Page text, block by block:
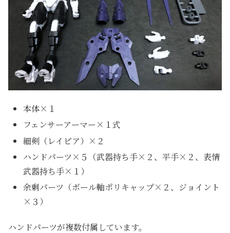
本体×１
フェンサーアーマー×１式
細剣（レイピア）×２
ハンドパーツ×５（武器持ち手×２、平手×２、表情
武器持ち手×１）
余剰パーツ（ボール軸ポリキャップ×２、ジョイント
×３）
ハンドパーツが複数付属しています。